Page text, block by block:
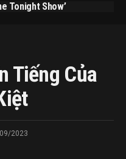
Tonight Show’
Tiếng Của
2023